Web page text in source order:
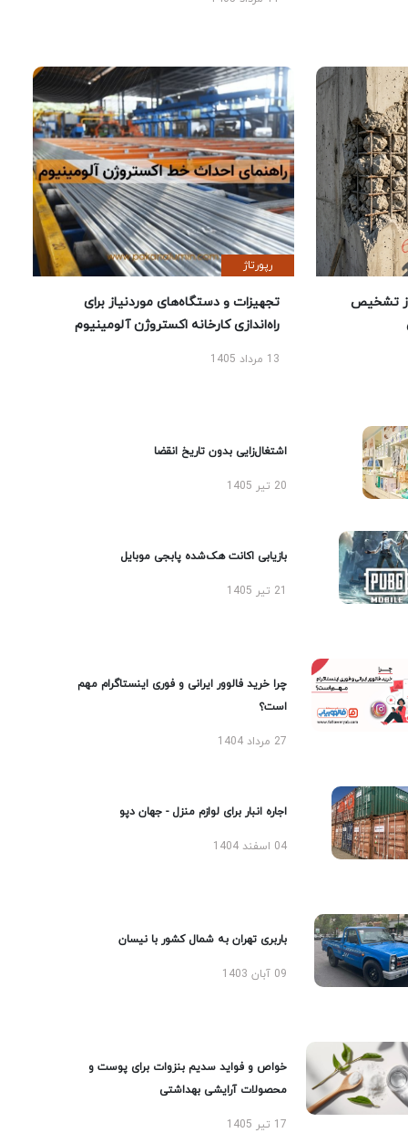
تشخیص
رپورتاژ
تجهیزات و دستگاه‌های موردنیاز برای
راه‌اندازی کارخانه اکستروژن آلومینیوم
13 مرداد 1405
اشتغال‌زایی بدون تاریخ انقضا
20 تیر 1405
بازیابی اکانت هک‌شده پابجی موبایل
چرا خرید فالوور ایرانی و فوری اینستاگرام مهم
است؟
27 مرداد 1404
اجاره انبار برای لوازم منزل - جهان دپو
04 اسفند 1404
باربری تهران به شمال کشور با نیسان
09 آبان 1403
خواص و فواید سدیم بنزوات برای پوست و
محصولات آرایشی بهداشتی
17 تیر 1405